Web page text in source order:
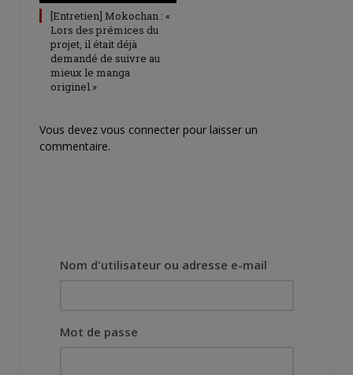
[Entretien] Mokochan : «
Lors des prémices du
projet, il était déjà
demandé de suivre au
mieux le manga
originel.»
Vous devez vous connecter pour laisser un
commentaire.
Nom d'utilisateur ou adresse e-mail
Mot de passe